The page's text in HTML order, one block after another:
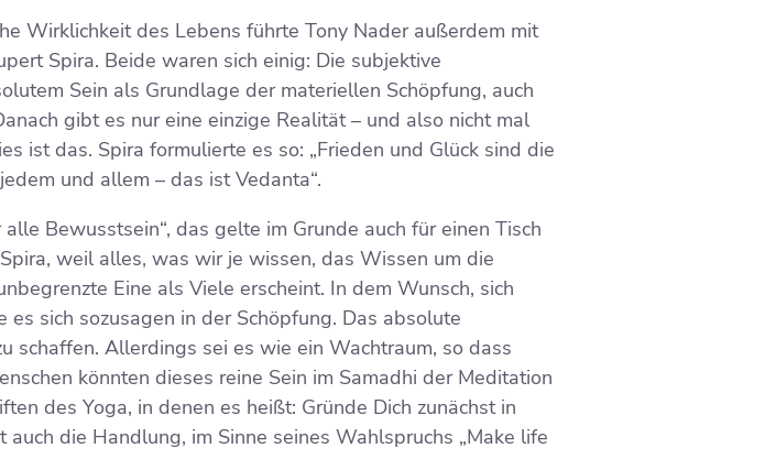
Wirklichkeit des Lebens führte Tony Nader außerdem mit
Spira. Beide waren sich einig: Die subjektive
Sein als Grundlage der materiellen Schöpfung, auch
gibt es nur eine einzige Realität – und also nicht mal
ist das. Spira formulierte es so: „Frieden und Glück sind die
und allem – das ist Vedanta“.
Bewusstsein“, das gelte im Grunde auch für einen Tisch
weil alles, was wir je wissen, das Wissen um die
Eine als Viele erscheint. In dem Wunsch, sich
sich sozusagen in der Schöpfung. Das absolute
schaffen. Allerdings sei es wie ein Wachtraum, so dass
könnten dieses reine Sein im Samadhi der Meditation
des Yoga, in denen es heißt: Gründe Dich zunächst in
die Handlung, im Sinne seines Wahlspruchs „Make life